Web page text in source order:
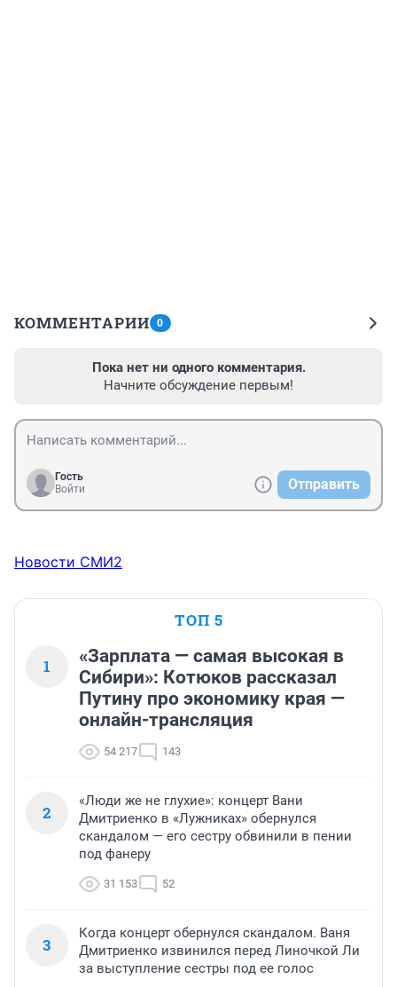
КОММЕНТАРИИ 0
Пока нет ни одного комментария.
Начните обсуждение первым!
Гость
Войти
Отправить
Новости СМИ2
ТОП 5
1
«Зарплата — самая высокая в
Сибири»: Котюков рассказал
Путину про экономику края —
онлайн-трансляция
54 217 143
2
«Люди же не глухие»: концерт Вани
Дмитриенко в «Лужниках» обернулся
скандалом — его сестру обвинили в пении
под фанеру
31 153 52
3
Когда концерт обернулся скандалом. Ваня
Дмитриенко извинился перед Линочкой Ли
за выступление сестры под ее голос